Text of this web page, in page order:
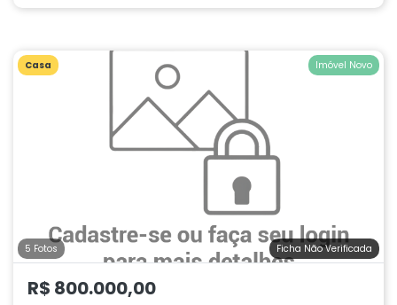
Casa
5 Fotos Ficha Não Verificada
Imóvel Novo
R$ 800.000,00